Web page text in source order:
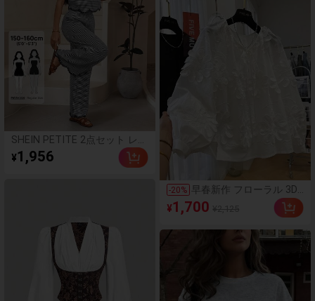
SHEIN PETITE 2点セット レデ
ィース 夏 カジュアル ブラック
&ホワイト チェック柄 配色 ラ
¥1,956
-20% 早春新作 フローラル 3D
エンブリッシュ 長袖ブラ
ウス、レディース ルーズ
¥1,700